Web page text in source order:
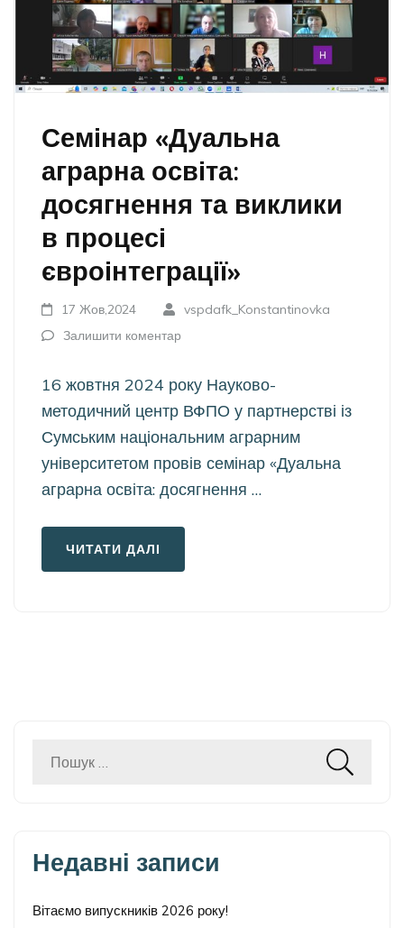
Семінар «Дуальна
аграрна освіта:
досягнення та виклики
в процесі
євроінтеграції»
17 Жов,2024
vspdafk_Konstantinovka
Залишити коментар
16 жовтня 2024 року Науково-
методичний центр ВФПО у партнерстві із
Сумським національним аграрним
університетом провів семінар «Дуальна
аграрна освіта: досягнення …
ЧИТАТИ ДАЛІ
Пошук:
Недавні записи
Вітаємо випускників 2026 року!